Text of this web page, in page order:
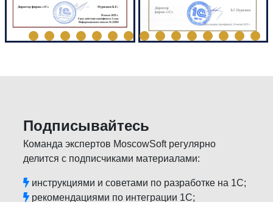
Подписывайтесь
Команда экспертов MoscowSoft регулярно
делится с подписчиками материалами:
инструкциями и советами по разработке на 1С;
рекомендациями по интеграции 1С;